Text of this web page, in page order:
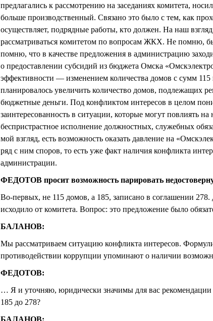
предлагались к рассмотрению на заседаниях комитета,
больше производственный. Связано это было с тем, как
осуществляет, подрядные работы, кто должен. На наш
рассматриваться комитетом по вопросам ЖКХ. Не помню,
помню, что в качестве предложения в администрацию
о предоставлении субсидий из бюджета Омска
эффективности — изменением количества домов с сумм 115
планировалось увеличить количество домов, подлежащих
бюджетные деньги. Под конфликтом интересов в целом
заинтересованность в ситуации, которые могут повлиять
беспристрастное исполнение должностных, служебных
мой взгляд, есть возможность оказать давление на
ряд с ним споров, то есть уже факт наличия конфликта
администрации.
ФЕДОТОВ просит возможность парировать
Во-первых, не 115 домов, а 185, записано в соглашении
исходило от комитета. Вопрос: это предложение было
БАЛАНОВ:
Мы рассматриваем ситуацию конфликта интересов.
противодействии коррупции упоминают о наличии
ФЕДОТОВ:
… Я и уточняю, юридически значимы для вас рекомендации
185 до 278?